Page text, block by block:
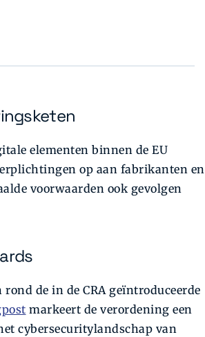
elementen binnen de EU
op aan fabrikanten en
voorwaarden ook gevolgen
de in de CRA geïntroduceerde
markeert de verordening een
cybersecuritylandschap van